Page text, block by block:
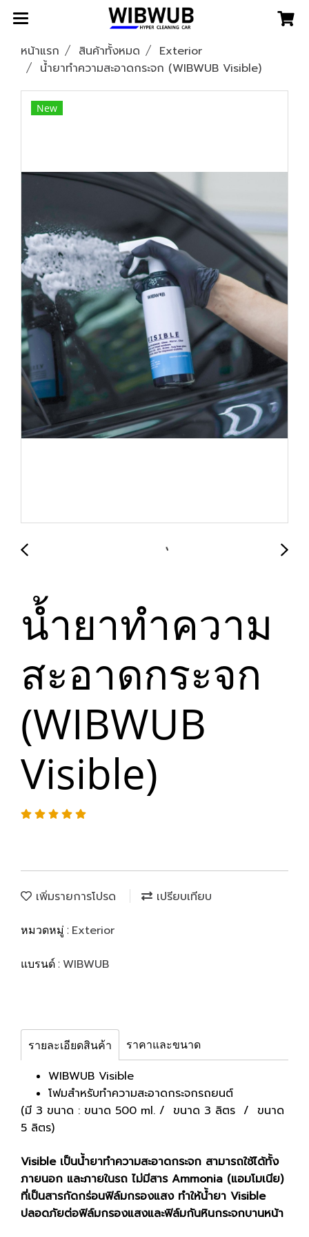
หน้าแรก สินค้าทั้งหมด
Exterior
น้ำยาทำความสะอาดกระจก (WIBWUB Visible)
New
น้ำยาทำความ
สะอาดกระจก
(WIBWUB
Visible)
เพิ่มรายการโปรด เปรียบเทียบ
หมวดหมู่ : Exterior
แบรนด์ : WIBWUB
รายละเอียดสินค้า ราคาและขนาด
WIBWUB Visible
โฟมสำหรับทำความสะอาดกระจกรถยนต์
(มี 3 ขนาด : ขนาด 500 ml. / ขนาด 3 ลิตร / ขนาด
5 ลิตร)
Visible เป็นน้ำยาทำความสะอาดกระจก สามารถใช้ได้ทั้ง
ภายนอก และภายในรถ ไม่มีสาร Ammonia (แอมโมเนีย)
ที่เป็นสารกัดกร่อนฟิล์มกรองแสง ทำให้น้ำยา Visible
ปลอดภัยต่อฟิล์มกรองแสงและฟิล์มกันหินกระจกบานหน้า